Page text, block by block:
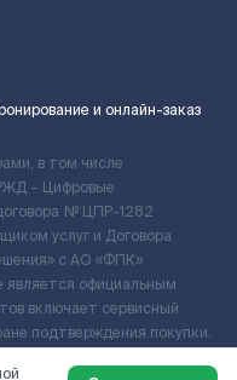
и онлайн-заказ
в том числе
– Цифровые
№ ЦПР-1282
услуг и Договора
c АО «ФПК»
официальным
включает сервисный
подтверждения покупки.